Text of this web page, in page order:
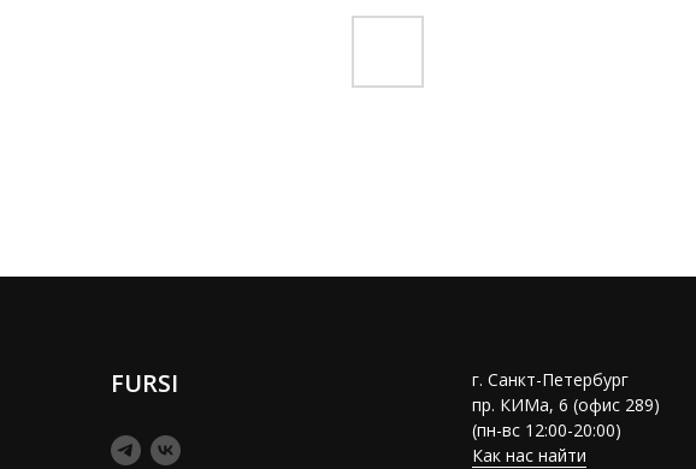
FURSI
г. Санкт-Петербург
пр. КИМа, 6 (офис 289)
(пн-вс 12:00-20:00)
Как нас найти